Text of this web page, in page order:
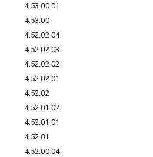
4.53.00.01
4.53.00
4.52.02.04
4.52.02.03
4.52.02.02
4.52.02.01
4.52.02
4.52.01 .02
4.52.01 .01
4.52.01
4.52.00.04